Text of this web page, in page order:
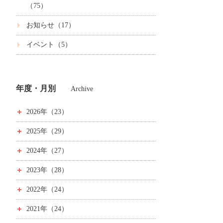
（75）
お知らせ（17）
イベント（5）
年度・月別 Archive
2026年（23）
2025年（29）
2024年（27）
2023年（28）
2022年（24）
2021年（24）